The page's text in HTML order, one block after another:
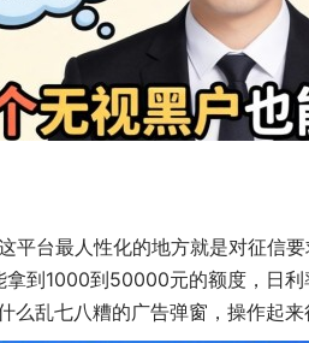
平台最人性化的地方就是对征信
到1000到50000元的额度，日
么乱七八糟的广告弹窗，操作起来